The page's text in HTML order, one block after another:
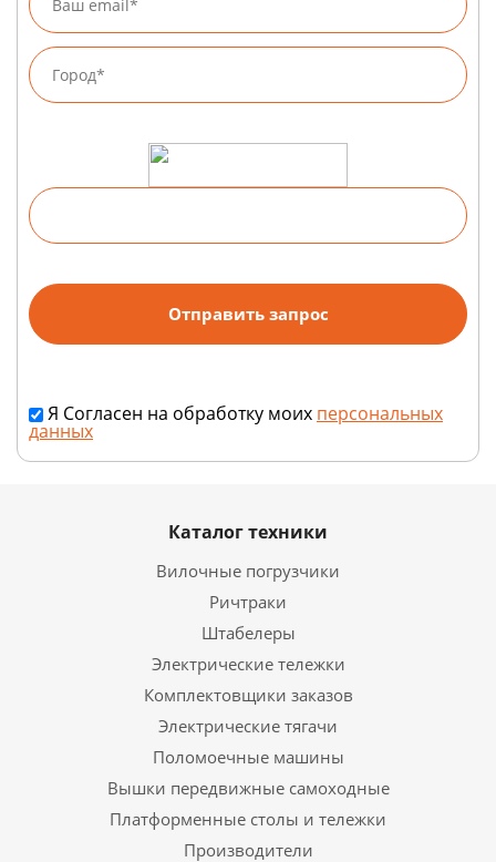
Я Согласен на обработку моих персональных
данных
Каталог техники
Вилочные погрузчики
Ричтраки
Штабелеры
Электрические тележки
Комплектовщики заказов
Электрические тягачи
Поломоечные машины
Вышки передвижные самоходные
Платформенные столы и тележки
Производители